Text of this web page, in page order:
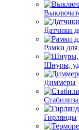
Датчики
Рамки для
Шнуры,
Диммеры
Гирлянды